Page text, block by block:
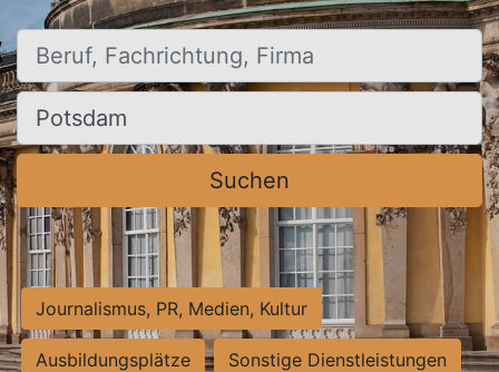
Beruf, Fachrichtung, Firma
Ort, Stadt
Suchen
Journalismus, PR, Medien, Kultur
Ausbildungsplätze Sonstige Dienstleistungen